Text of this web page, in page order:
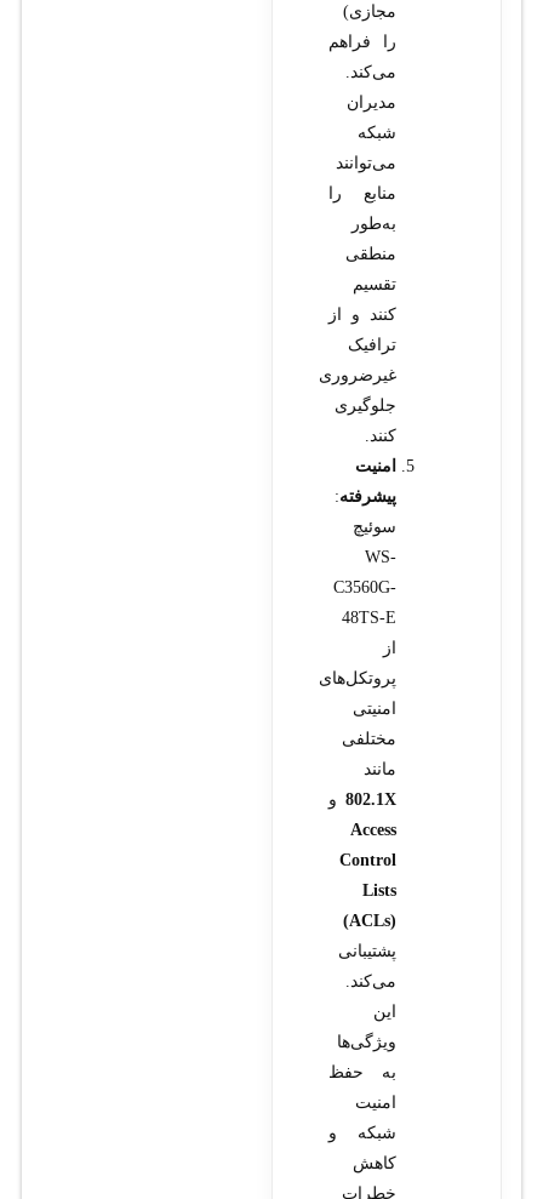
مجازی)
را فراهم
می‌کند.
مدیران
شبکه
می‌توانند
منابع را
به‌طور
منطقی
تقسیم
کنند و از
ترافیک
غیرضروری
جلوگیری
کنند.
امنیت
پیشرفته:
سوئیچ
WS-
C3560G-
48TS-E
از
پروتکل‌های
امنیتی
مختلفی
مانند
802.1Xو
Access
Control
Lists
(ACLs)
پشتیبانی
می‌کند.
این
ویژگی‌ها
به حفظ
امنیت
شبکه و
کاهش
خطرات